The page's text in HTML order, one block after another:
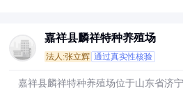
嘉祥县麟祥特种养殖场
法人:张立辉 通过真实性核验
嘉祥县麟祥特种养殖场位于山东省济